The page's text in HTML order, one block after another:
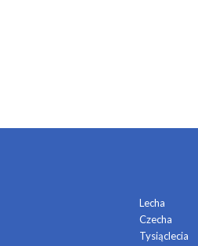
Lecha
Czecha
Tysiąclecia